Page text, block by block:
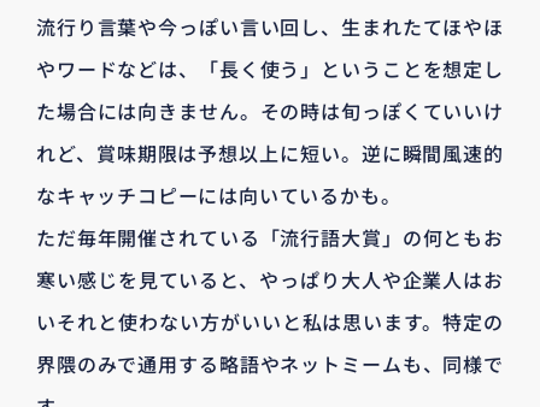
流行り言葉や今っぽい言い回し、生まれたてほやほ
やワードなどは、「長く使う」ということを想定し
た場合には向きません。その時は旬っぽくていいけ
れど、賞味期限は予想以上に短い。逆に瞬間風速的
なキャッチコピーには向いているかも。
ただ毎年開催されている「流行語大賞」の何ともお
寒い感じを見ていると、やっぱり大人や企業人はお
いそれと使わない方がいいと私は思います。特定の
界隈のみで通用する略語やネットミームも、同様で